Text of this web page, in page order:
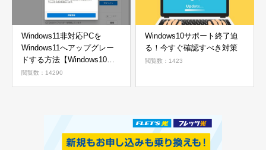
Windows11非対応PCを
Windows11へアップグレー
ドする方法【Windows10か
ら11へ】
閲覧数：14290
Windows10サポート終了迫
る！今すぐ確認すべき対策
閲覧数：1423